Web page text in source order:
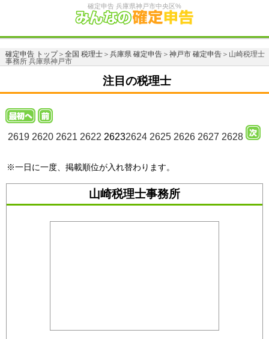
確定申告 兵庫県神戸市中央区%
確定申告 トップ＞ 全国 税理士＞ 兵庫県 確定申告＞ 神戸市 確定申告＞山崎税理士
事務所 兵庫県神戸市
注目の税理士
2619 2620 2621 2622 26232624 2625 2626 2627 2628
※一日に一度、掲載順位が入れ替わります。
山崎税理士事務所